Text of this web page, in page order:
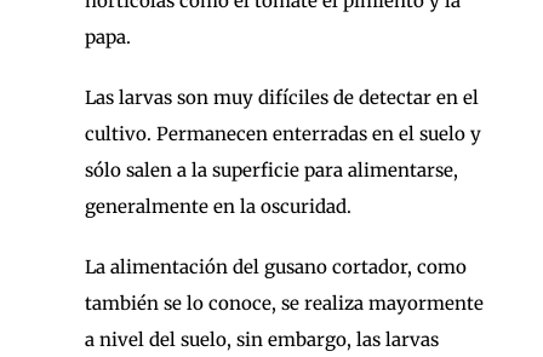
papa.
Las larvas son muy difíciles de detectar en el
cultivo. Permanecen enterradas en el suelo y
sólo salen a la superficie para alimentarse,
generalmente en la oscuridad.
La alimentación del gusano cortador, como
también se lo conoce, se realiza mayormente
a nivel del suelo, sin embargo, las larvas